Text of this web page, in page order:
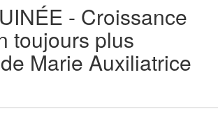
- Croissance
toujours plus
Marie Auxiliatrice